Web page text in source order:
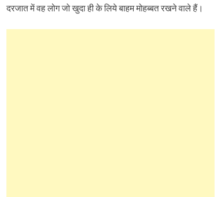
दरजात में वह लोग जो खुदा ही के लिये बाहम मोहब्बत रखने वाले हैं।